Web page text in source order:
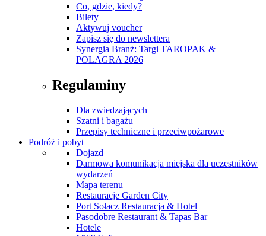
Co, gdzie, kiedy?
Bilety
Aktywuj voucher
Zapisz się do newslettera
Synergia Branż: Targi TAROPAK &
POLAGRA 2026
Regulaminy
Dla zwiedzających
Szatni i bagażu
Przepisy techniczne i przeciwpożarowe
Podróż i pobyt
Dojazd
Darmowa komunikacja miejska dla uczestników
wydarzeń
Mapa terenu
Restauracje Garden City
Port Sołacz Restauracja & Hotel
Pasodobre Restaurant & Tapas Bar
Hotele